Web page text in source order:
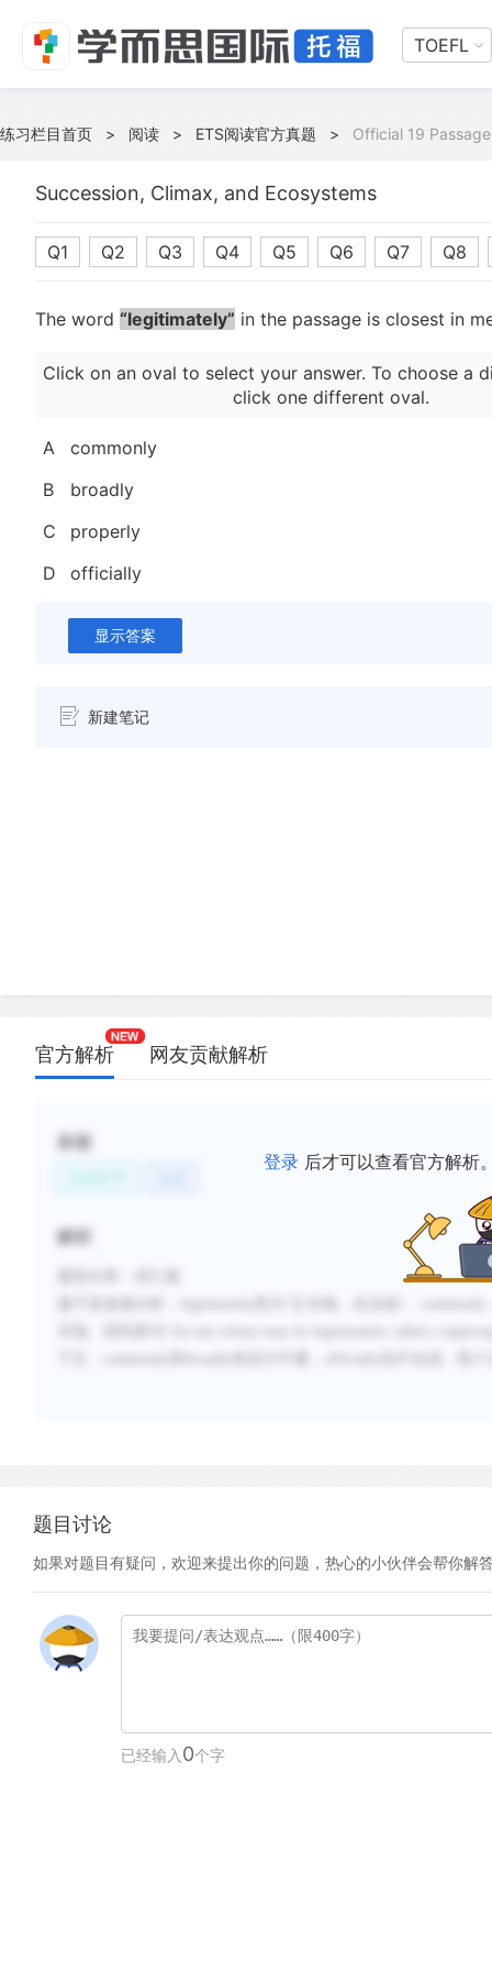
TOEFL
练习栏目首页 > 阅读 > ETS阅读官方真题 > Official 19
Succession, Climax, and Ecosystems
Q1 Q2 Q3 Q4 Q5 Q6 Q7 Q8
The word “legitimately” in the passage is closest in
Click on an oval to select your answer. To choose a
click one different oval.
A
commonly
B
broadly
C
properly
D
officially
显示答案
新建笔记
官方解析 网友贡献解析
登录 后才可以查看官方解析
标签
解析
题目讨论
如果对题目有疑问，欢迎来提出你的问题，热心的小伙伴会帮你解
已经输入 0个字